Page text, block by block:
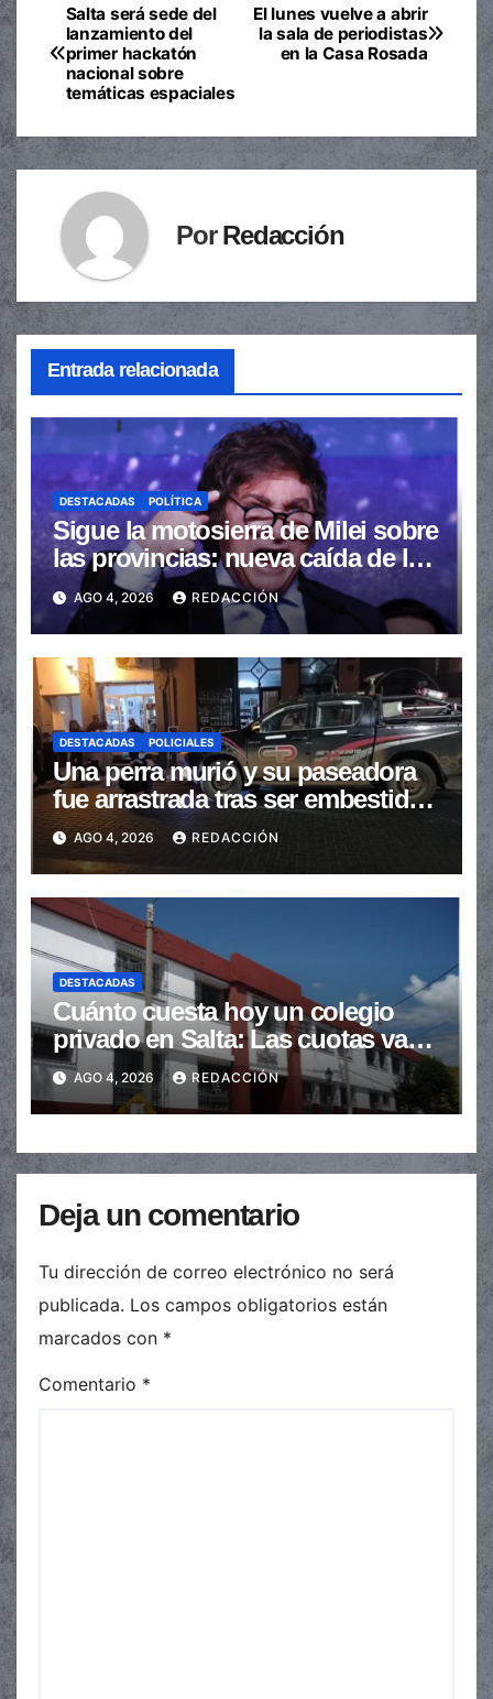
Navegación
de
entradas
El lunes vuelve a abrir
la sala de periodistas
en la Casa Rosada
Salta será sede del
lanzamiento del
primer hackatón
nacional sobre
temáticas espaciales
PorRedacción
Entrada relacionada
DESTACADAS POLÍTICA
Sigue la motosierra de Milei sobre
las provincias: nueva caída de las
transferencias no automáticas
AGO 4, 2026 REDACCIÓN
DESTACADAS POLICIALES
Una perra murió y su paseadora
fue arrastrada tras ser embestidas
en la senda peatonal
AGO 4, 2026 REDACCIÓN
DESTACADAS
Cuánto cuesta hoy un colegio
privado en Salta: Las cuotas van
de $110.000 a más de $600.000
AGO 4, 2026 REDACCIÓN
Deja un comentario
Tu dirección de correo electrónico no será
publicada. Los campos obligatorios están
marcados con *
Comentario *